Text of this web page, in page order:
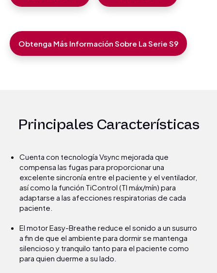
Obtenga Más Información Sobre La Serie S9
Principales Características
Cuenta con tecnología Vsync mejorada que
compensa las fugas para proporcionar una
excelente sincronía entre el paciente y el ventilador,
así como la función TiControl (TI máx/mín) para
adaptarse a las afecciones respiratorias de cada
paciente.
El motor Easy-Breathe reduce el sonido a un susurro
a fin de que el ambiente para dormir se mantenga
silencioso y tranquilo tanto para el paciente como
para quien duerme a su lado.